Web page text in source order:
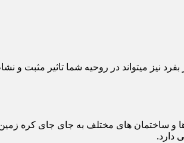
میتواند در روحیه شما تاثیر مثبت و
و ساختمان های مختلف به جای جای کره
دارد.